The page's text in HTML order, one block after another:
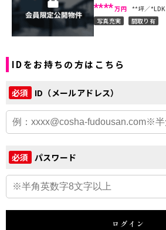
****万円 **坪
*LDK
写真充実
間取り有
IDをお持ちの方はこちら
必須 ID（メールアドレス）
必須 パスワード
ログイン